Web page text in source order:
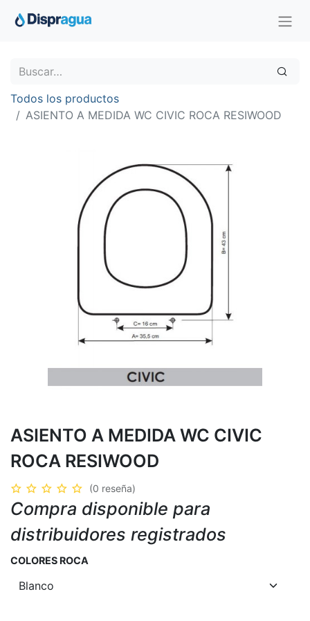
Todos los productos
ASIENTO A MEDIDA WC CIVIC ROCA RESIWOOD
ASIENTO A MEDIDA WC CIVIC
ROCA RESIWOOD
(0 reseña)
Compra disponible para
distribuidores registrados
COLORES ROCA